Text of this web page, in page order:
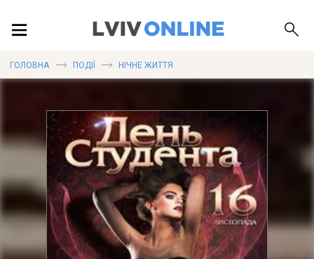
ПУБЛІКАЦІЇ
ДОВІДКА
ГОЛОВНА ПОДІЇ НІЧНЕ ЖИТТЯ